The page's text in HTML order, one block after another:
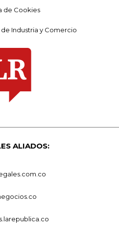
de Cookies
Industria y Comercio
ALIADOS: